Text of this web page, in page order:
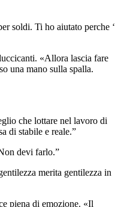
soldi. Ti ho aiutato perche ‘
«Allora lascia fare
una mano sulla spalla.
che lottare nel lavoro di
di stabile e reale.”
devi farlo.”
merita gentilezza in
piena di emozione. «Il